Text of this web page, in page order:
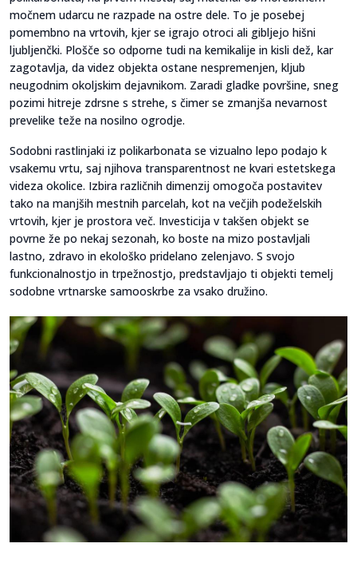
močnem udarcu ne razpade na ostre dele. To je posebej
pomembno na vrtovih, kjer se igrajo otroci ali gibljejo hišni
ljubljenčki. Plošče so odporne tudi na kemikalije in kisli dež, kar
zagotavlja, da videz objekta ostane nespremenjen, kljub
neugodnim okoljskim dejavnikom. Zaradi gladke površine, sneg
pozimi hitreje zdrsne s strehe, s čimer se zmanjša nevarnost
prevelike teže na nosilno ogrodje.
Sodobni rastlinjaki iz polikarbonata se vizualno lepo podajo k
vsakemu vrtu, saj njihova transparentnost ne kvari estetskega
videza okolice. Izbira različnih dimenzij omogoča postavitev
tako na manjših mestnih parcelah, kot na večjih podeželskih
vrtovih, kjer je prostora več. Investicija v takšen objekt se
povrne že po nekaj sezonah, ko boste na mizo postavljali
lastno, zdravo in ekološko pridelano zelenjavo. S svojo
funkcionalnostjo in trpežnostjo, predstavljajo ti objekti temelj
sodobne vrtnarske samooskrbe za vsako družino.